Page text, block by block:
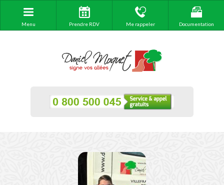
Menu Prendre RDV Me rappeler Documentation